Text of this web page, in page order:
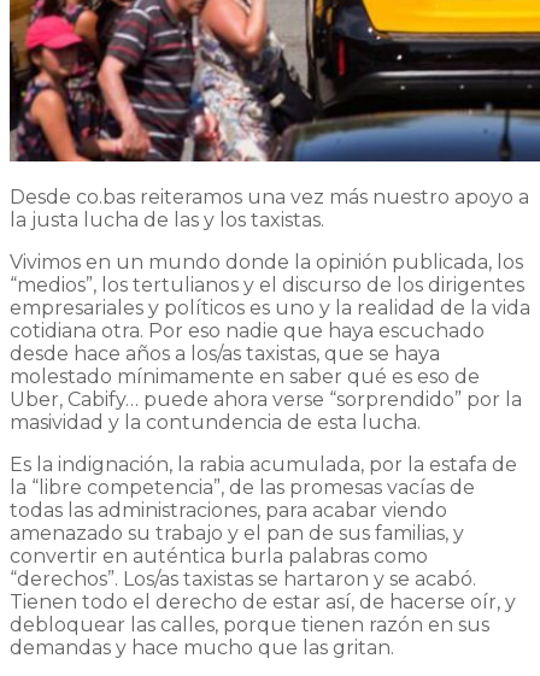
Desde co.bas reiteramos una vez más nuestro apoyo a
la justa lucha de las y los taxistas.
Vivimos en un mundo donde la opinión publicada, los
“medios”, los tertulianos y el discurso de los dirigentes
empresariales y políticos es uno y la realidad de la vida
cotidiana otra. Por eso nadie que haya escuchado
desde hace años a los/as taxistas, que se haya
molestado mínimamente en saber qué es eso de
Uber, Cabify… puede ahora verse “sorprendido” por la
masividad y la contundencia de esta lucha.
Es la indignación, la rabia acumulada, por la estafa de
la “libre competencia”, de las promesas vacías de
todas las administraciones, para acabar viendo
amenazado su trabajo y el pan de sus familias, y
convertir en auténtica burla palabras como
“derechos”. Los/as taxistas se hartaron y se acabó.
Tienen todo el derecho de estar así, de hacerse oír, y
debloquear las calles, porque tienen razón en sus
demandas y hace mucho que las gritan.